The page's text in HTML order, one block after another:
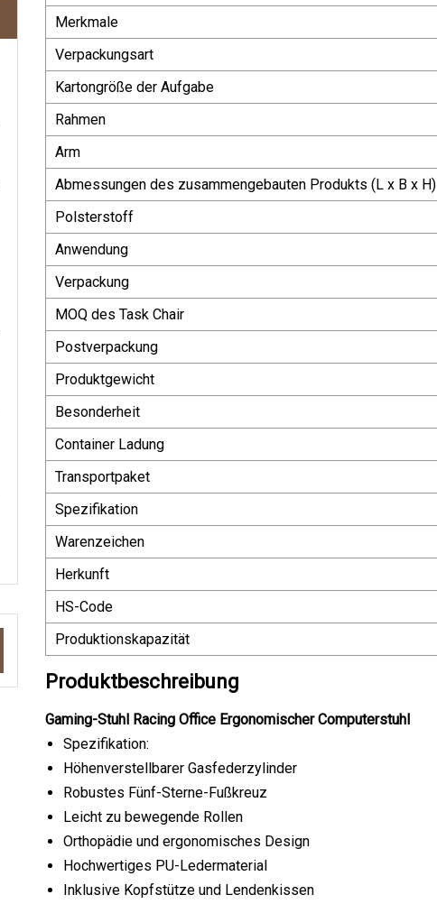
Merkmale
Verpackungsart
Kartongröße der Aufgabe
Rahmen
Arm
Abmessungen des zusammengebauten Produkts (L x B x H)
Polsterstoff
Anwendung
Verpackung
MOQ des Task Chair
Postverpackung
Produktgewicht
Besonderheit
Container Ladung
Transportpaket
Spezifikation
Warenzeichen
Herkunft
HS-Code
Produktionskapazität
Produktbeschreibung
Gaming-Stuhl Racing Office Ergonomischer Computerstuhl
Spezifikation:
Höhenverstellbarer Gasfederzylinder
Robustes Fünf-Sterne-Fußkreuz
Leicht zu bewegende Rollen
Orthopädie und ergonomisches Design
Hochwertiges PU-Ledermaterial
Inklusive Kopfstütze und Lendenkissen